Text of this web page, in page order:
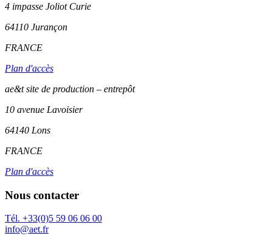
4 impasse Joliot Curie
64110 Jurançon
FRANCE
Plan d'accès
ae&t site de production – entrepôt
10 avenue Lavoisier
64140 Lons
FRANCE
Plan d'accès
Nous contacter
Tél. +33(0)5 59 06 06 00
info@aet.fr